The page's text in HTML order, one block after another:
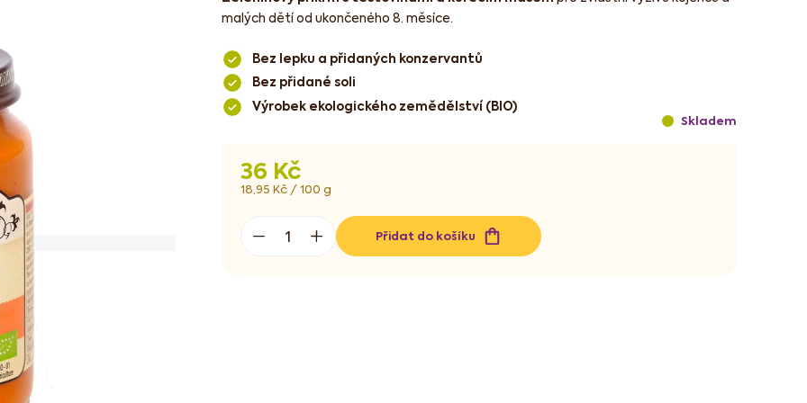
36 Kč
Měrná
18,95 Kč / 100 g
Skladem
Přidat do košíku
malých dětí od ukončeného 8. měsíce.
Bez lepku a přidaných konzervantů
Bez přidané soli
Výrobek ekologického zemědělství (BIO)